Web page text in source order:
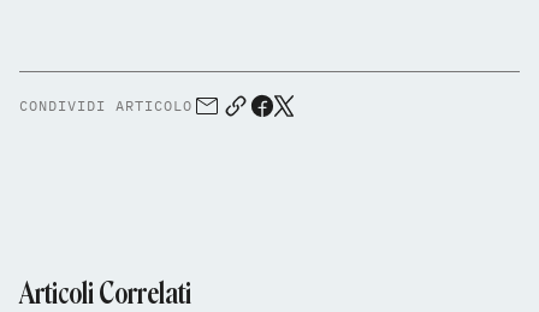
CONDIVIDI ARTICOLO
Articoli Correlati